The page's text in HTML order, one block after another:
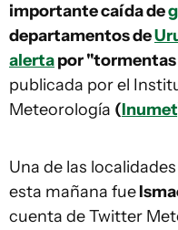
importante caída de
departamentos de
alertapor
publicada por el
Meteorología (Inumet
Una de las
esta mañana fue
cuenta de Twitter